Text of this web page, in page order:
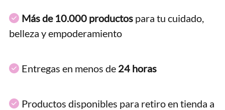
Más de 10.000 productos para tu cuidado,
belleza y empoderamiento
Entregas en menos de 24 horas
Productos disponibles para retiro en tienda a